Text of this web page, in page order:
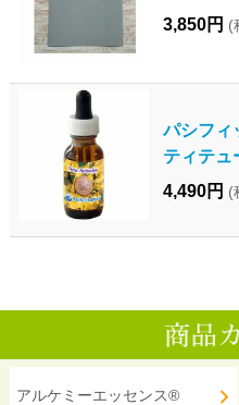
3,850円 (
パシフ
ティテュ
4,490円 (
アルケミーエッセンス®